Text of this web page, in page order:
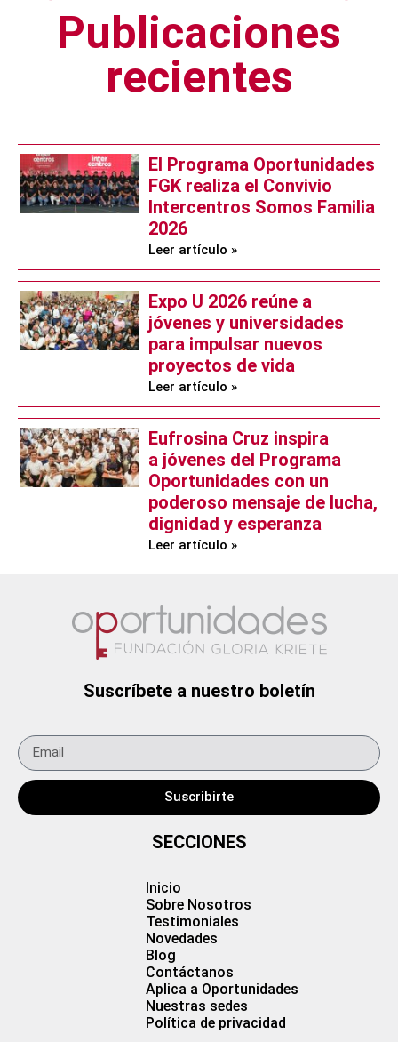
Publicaciones
recientes
El Programa Oportunidades
FGK realiza el Convivio
Intercentros Somos Familia
2026
Leer artículo »
Expo U 2026 reúne a
jóvenes y universidades
para impulsar nuevos
proyectos de vida
Leer artículo »
Eufrosina Cruz inspira
a jóvenes del Programa
Oportunidades con un
poderoso mensaje de lucha,
dignidad y esperanza
Leer artículo »
Suscríbete a nuestro boletín
Suscribirte
SECCIONES
Inicio
Sobre Nosotros
Testimoniales
Novedades
Blog
Contáctanos
Aplica a Oportunidades
Nuestras sedes
Política de privacidad